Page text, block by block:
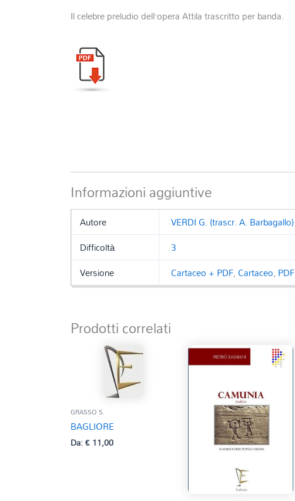
Il celebre preludio dell’opera Attila trascritto per banda.
Informazioni aggiuntive
Autore
VERDI G. (trascr. A. Barbagallo)
Difficoltà
3
Versione
Cartaceo + PDF,Cartaceo, PDF
Prodotti correlati
GRASSO S.
BAGLIORE
Da:€11,00